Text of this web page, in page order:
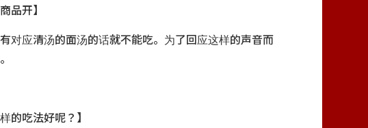
品开】
对应清汤的面汤的话就不能吃。为了回应这样的声音而
的吃法好呢？】